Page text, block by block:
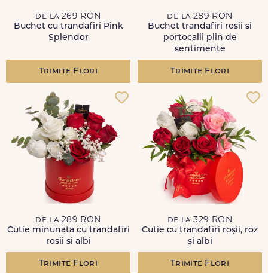
de la 269 RON
Buchet cu trandafiri Pink
Splendor
Trimite Flori
de la 289 RON
Buchet trandafiri rosii si
portocalii plin de
sentimente
Trimite Flori
de la 289 RON
Cutie minunata cu trandafiri
rosii si albi
Trimite Flori
de la 329 RON
Cutie cu trandafiri roșii, roz
și albi
Trimite Flori